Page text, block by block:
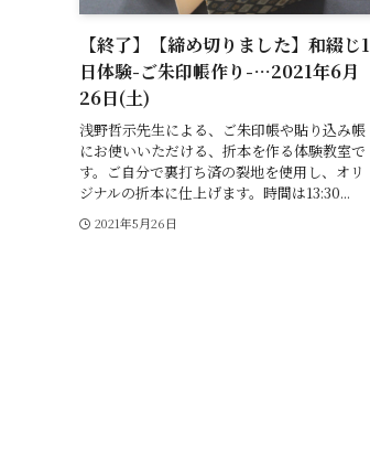
【終了】【締め切りました】和綴じ1
日体験-ご朱印帳作り-…2021年6月
26日(土)
浅野哲示先生による、ご朱印帳や貼り込み帳
にお使いいただける、折本を作る体験教室で
す。ご自分で裏打ち済の裂地を使用し、オリ
ジナルの折本に仕上げます。時間は13:30...
2021年5月26日